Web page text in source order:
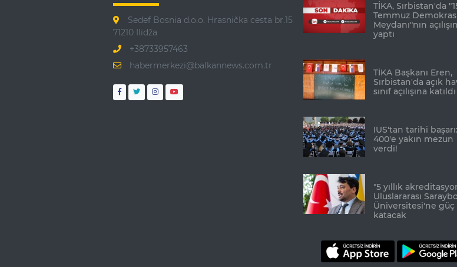
Sedef Bosnia d.o.o. Hrasnička cesta br.15
71210 Ilidža
+38733957463
habermerkezi@balkannews.com.tr
TİKA, Sırbistan'da
Temmuz
Meydanı"nın
yaptı
TİKA Başkanı Eren,
Sırbistan'da açık
sınıf açılışına katıldı
IUS'tan tarihi başarı:
400'e yakın mezun
verdi!
"5 yıllık
Uluslararası
Üniversitesi'ne güç
katacak